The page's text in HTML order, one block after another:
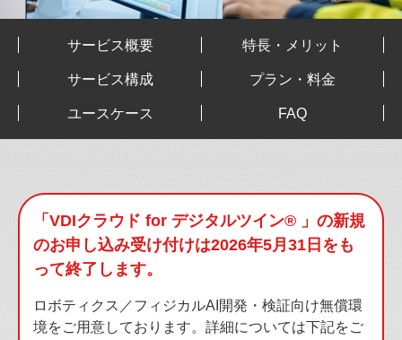
サービス概要 特長・メリット
サービス構成 プラン・料金
ユースケース FAQ
「VDIクラウド for デジタルツイン® 」の新規
のお申し込み受け付けは2026年5月31日をも
って終了します。
ロボティクス／フィジカルAI開発・検証向け無償環
境をご用意しております。詳細については下記をご